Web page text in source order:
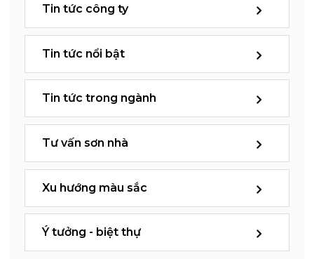
Tin tức công ty
Tin tức nổi bật
Tin tức trong ngành
Tư vấn sơn nhà
Xu hướng màu sắc
Ý tưởng - biệt thự